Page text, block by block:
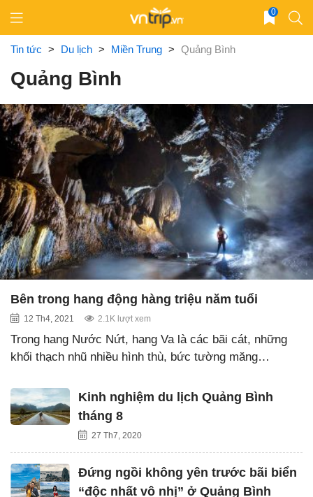
content
0
Tin tức > Du lịch > Miền Trung > Quảng Bình
Quảng Bình
Bên trong hang động hàng triệu năm tuổi
12 Th4, 2021 2.1K lượt xem
Trong hang Nước Nứt, hang Va là các bãi cát, những
khối thạch nhũ nhiều hình thù, bức tường măng…
Kinh nghiệm du lịch Quảng Bình
tháng 8
27 Th7, 2020
Đứng ngồi không yên trước bãi biển
“độc nhất vô nhị” ở Quảng Bình